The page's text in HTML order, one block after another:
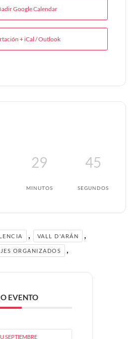
Google Calendar
+ iCal / Outlook
29
MINUTOS
44
SEGUNDOS
, VALL D'ARÁN ,
ORGANIZADOS ,
EVENTO
SEPTIEMBRE